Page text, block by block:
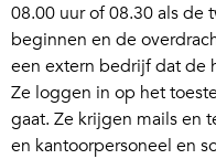
08.00 uur of 08.30 als de
beginnen en de
een extern bedrijf dat de
Ze loggen in op het
gaat. Ze krijgen mails en
en kantoorpersoneel en